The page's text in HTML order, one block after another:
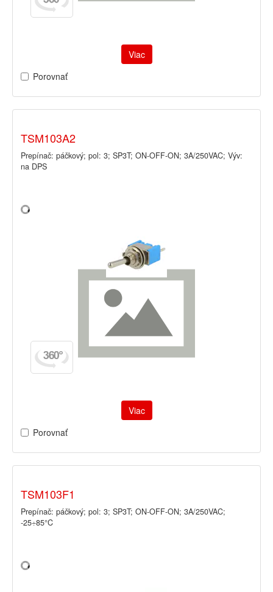
Viac
Porovnať
TSM103A2
Prepínač: páčkový; pol: 3; SP3T; ON-OFF-ON; 3A/250VAC; Výv:
na DPS
Viac
Porovnať
TSM103F1
Prepínač: páčkový; pol: 3; SP3T; ON-OFF-ON; 3A/250VAC;
-25÷85°C